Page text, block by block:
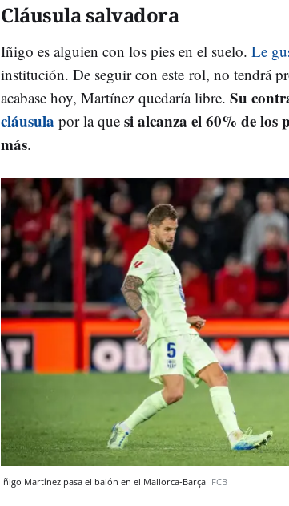
Cláusula salvadora
Iñigo es alguien con los pies en el suelo. Le
institución. De seguir con este rol, no tendrá
acabase hoy, Martínez quedaría libre. Su
cláusula por la que si alcanza el 60% de los
más.
Iñigo Martínez pasa el balón en el Mallorca-Barça FCB